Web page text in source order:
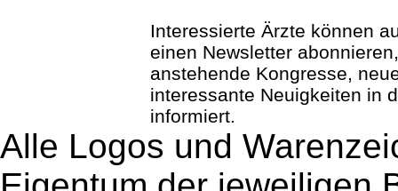
Interessierte Ärzte können
einen Newsletter
anstehende Kongresse,
interessante Neuigkeiten in
informiert.
Alle Logos und